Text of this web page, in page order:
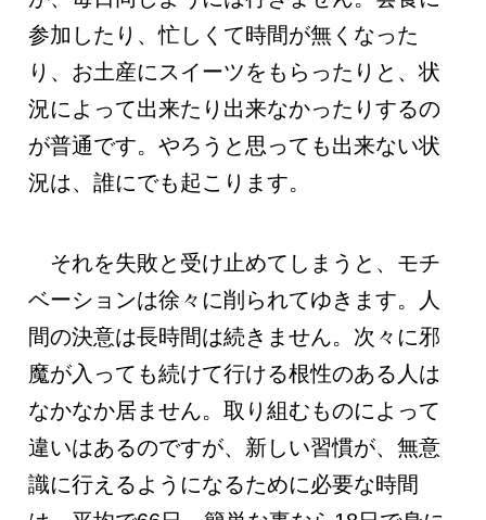
参加したり、忙しくて時間が無くなった
り、お土産にスイーツをもらったりと、状
況によって出来たり出来なかったりするの
が普通です。やろうと思っても出来ない状
況は、誰にでも起こります。
それを失敗と受け止めてしまうと、モチ
ベーションは徐々に削られてゆきます。人
間の決意は長時間は続きません。次々に邪
魔が入っても続けて行ける根性のある人は
なかなか居ません。取り組むものによって
違いはあるのですが、新しい習慣が、無意
識に行えるようになるために必要な時間